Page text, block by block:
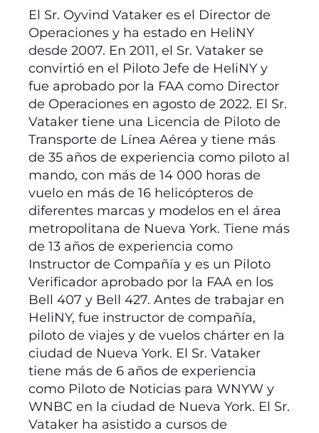
El Sr. Oyvind Vataker es el Director de
Operaciones y ha estado en HeliNY
desde 2007. En 2011, el Sr. Vataker se
convirtió en el Piloto Jefe de HeliNY y
fue aprobado por la FAA como Director
de Operaciones en agosto de 2022. El Sr.
Vataker tiene una Licencia de Piloto de
Transporte de Línea Aérea y tiene más
de 35 años de experiencia como piloto al
mando, con más de 14 000 horas de
vuelo en más de 16 helicópteros de
diferentes marcas y modelos en el área
metropolitana de Nueva York. Tiene más
de 13 años de experiencia como
Instructor de Compañía y es un Piloto
Verificador aprobado por la FAA en los
Bell 407 y Bell 427. Antes de trabajar en
HeliNY, fue instructor de compañía,
piloto de viajes y de vuelos chárter en la
ciudad de Nueva York. El Sr. Vataker
tiene más de 6 años de experiencia
como Piloto de Noticias para WNYW y
WNBC en la ciudad de Nueva York. El Sr.
Vataker ha asistido a cursos de